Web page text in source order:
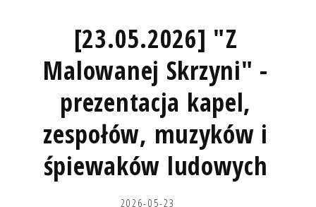
[23.05.2026] "Z
Malowanej Skrzyni" -
prezentacja kapel,
zespołów, muzyków i
śpiewaków ludowych
2026-05-23